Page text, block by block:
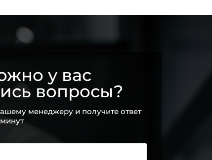
у вас
вопросы?
менеджеру и получите ответ